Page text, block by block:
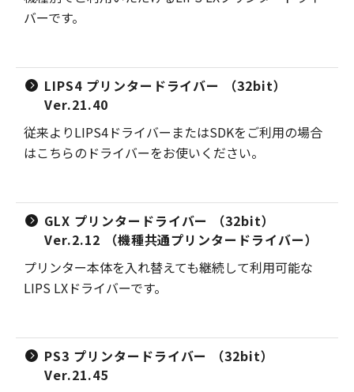
バーです。
LIPS4 プリンタードライバー （32bit）
Ver.21.40
従来よりLIPS4ドライバーまたはSDKをご利用の場合
はこちらのドライバーをお使いください。
GLX プリンタードライバー （32bit）
Ver.2.12 （機種共通プリンタードライバー）
プリンター本体を入れ替えても継続して利用可能な
LIPS LXドライバーです。
PS3 プリンタードライバー （32bit）
Ver.21.45